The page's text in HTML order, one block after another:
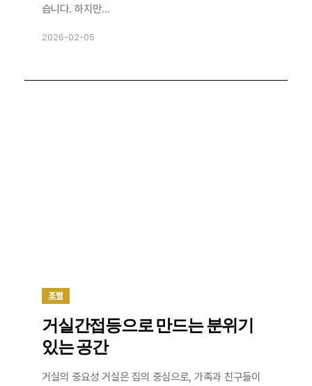
습니다. 하지만...
2026-02-05
조명
거실간접등으로 만드는 분위기
있는 공간
거실의 중요성 거실은 집의 중심으로, 가족과 친구들이